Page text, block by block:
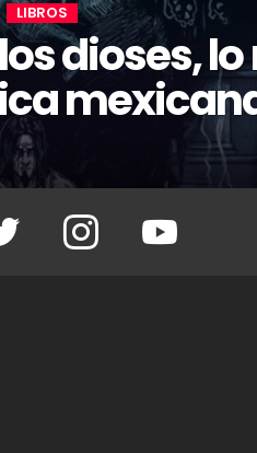
LIBROS
dioses,
Twitter Instagram Youtube